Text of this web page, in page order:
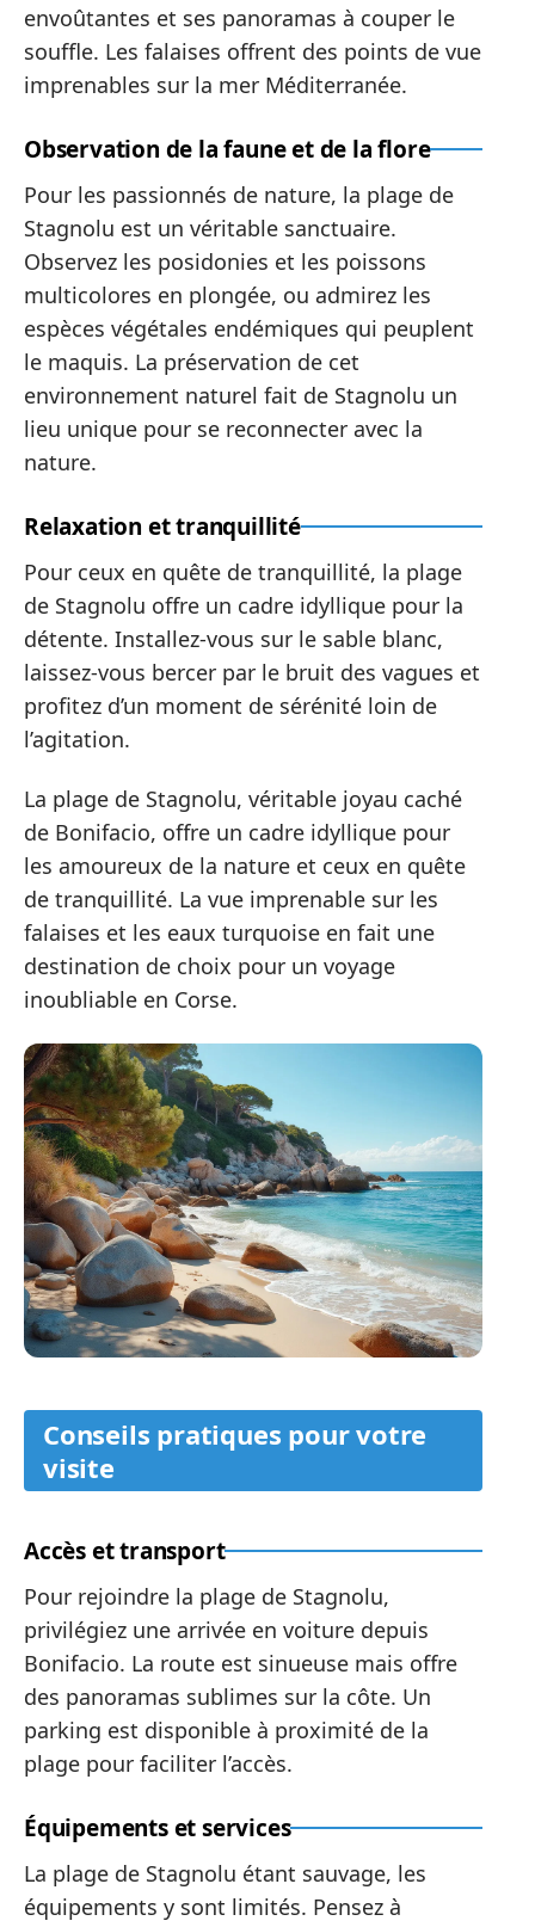
envoûtantes et ses panoramas à couper le
souffle. Les falaises offrent des points de vue
imprenables sur la mer Méditerranée.
Observation de la faune et de la flore
Pour les passionnés de nature, la plage de
Stagnolu est un véritable sanctuaire.
Observez les posidonies et les poissons
multicolores en plongée, ou admirez les
espèces végétales endémiques qui peuplent
le maquis. La préservation de cet
environnement naturel fait de Stagnolu un
lieu unique pour se reconnecter avec la
nature.
Relaxation et tranquillité
Pour ceux en quête de tranquillité, la plage
de Stagnolu offre un cadre idyllique pour la
détente. Installez-vous sur le sable blanc,
laissez-vous bercer par le bruit des vagues et
profitez d’un moment de sérénité loin de
l’agitation.
La plage de Stagnolu, véritable joyau caché
de Bonifacio, offre un cadre idyllique pour
les amoureux de la nature et ceux en quête
de tranquillité. La vue imprenable sur les
falaises et les eaux turquoise en fait une
destination de choix pour un voyage
inoubliable en Corse.
Conseils pratiques pour votre
visite
Accès et transport
Pour rejoindre la plage de Stagnolu,
privilégiez une arrivée en voiture depuis
Bonifacio. La route est sinueuse mais offre
des panoramas sublimes sur la côte. Un
parking est disponible à proximité de la
plage pour faciliter l’accès.
Équipements et services
La plage de Stagnolu étant sauvage, les
équipements y sont limités. Pensez à